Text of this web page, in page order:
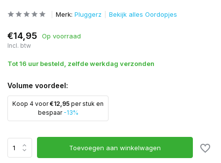
Merk: Pluggerz Bekijk alles Oordopjes
€14,95 Op voorraad
Incl. btw
Tot 16 uur besteld, zelfde werkdag verzonden
Volume voordeel:
Koop 4 voor€12,95 per stuk en
bespaar -13%
Toevoegen aan winkelwagen